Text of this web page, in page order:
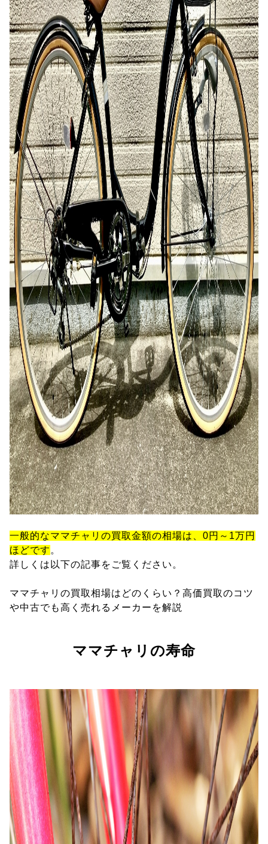
一般的なママチャリの買取金額の相場は、0円～1万円
ほどです 。
詳しくは以下の記事をご覧ください。
ママチャリの買取相場はどのくらい？高価買取のコツ
や中古でも高く売れるメーカーを解説
ママチャリの寿命